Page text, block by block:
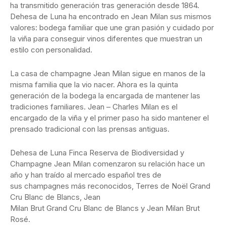
ha transmitido generación tras generación desde 1864.
Dehesa de Luna ha encontrado en Jean Milan sus mismos
valores: bodega familiar que une gran pasión y cuidado por
la viña para conseguir vinos diferentes que muestran un
estilo con personalidad.
La casa de champagne Jean Milan sigue en manos de la
misma familia que la vio nacer. Ahora es la quinta
generación de la bodega la encargada de mantener las
tradiciones familiares. Jean – Charles Milan es el
encargado de la viña y el primer paso ha sido mantener el
prensado tradicional con las prensas antiguas.
Dehesa de Luna Finca Reserva de Biodiversidad y
Champagne Jean Milan comenzaron su relación hace un
año y han traído al mercado español tres de
sus champagnes más reconocidos, Terres de Noël Grand
Cru Blanc de Blancs, Jean
Milan Brut Grand Cru Blanc de Blancs y Jean Milan Brut
Rosé.